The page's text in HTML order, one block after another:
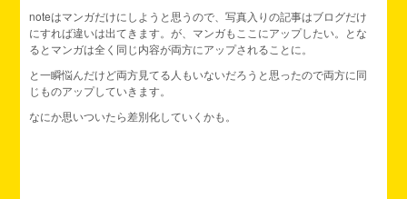
noteはマンガだけにしようと思うので、写真入りの記事はブログだけ
にすれば違いは出てきます。が、マンガもここにアップしたい。とな
るとマンガは全く同じ内容が両方にアップされることに。
と一瞬悩んだけど両方見てる人もいないだろうと思ったので両方に同
じものアップしていきます。
なにか思いついたら差別化していくかも。